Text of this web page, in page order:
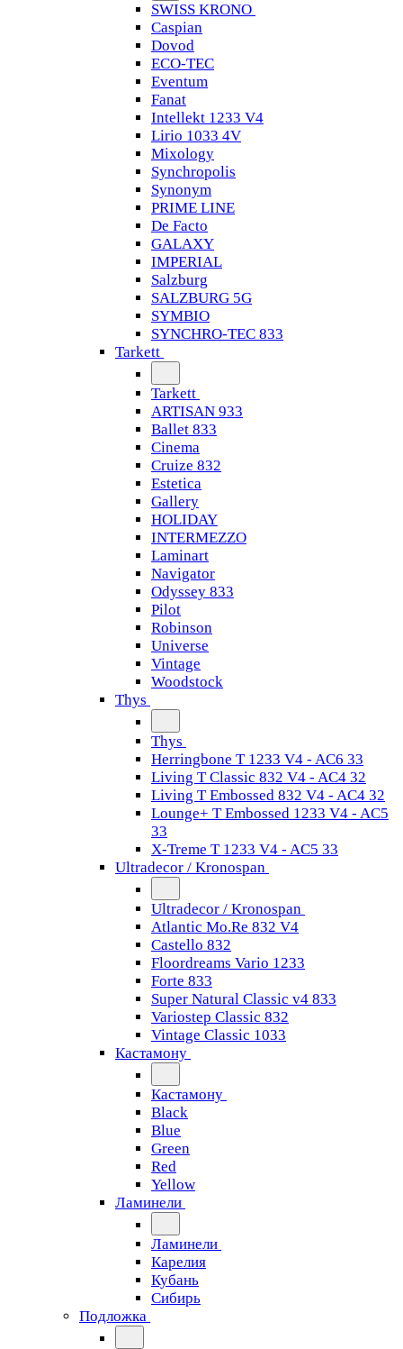
SWISS KRONO
Caspian
Dovod
ECO-TEC
Eventum
Fanat
Intellekt 1233 V4
Lirio 1033 4V
Mixology
Synchropolis
Synonym
PRIME LINE
De Facto
GALAXY
IMPERIAL
Salzburg
SALZBURG 5G
SYMBIO
SYNCHRO-TEC 833
Tarkett
Tarkett
ARTISAN 933
Ballet 833
Cinema
Cruize 832
Estetica
Gallery
HOLIDAY
INTERMEZZO
Laminart
Navigator
Odyssey 833
Pilot
Robinson
Universe
Vintage
Woodstock
Thys
Thys
Herringbone T 1233 V4 - AC6 33
Living T Classic 832 V4 - AC4 32
Living T Embossed 832 V4 - AC4 32
Lounge+ T Embossed 1233 V4 - AC5
33
X-Treme T 1233 V4 - AC5 33
Ultradecor / Kronospan
Ultradecor / Kronospan
Atlantic Mo.Re 832 V4
Castello 832
Floordreams Vario 1233
Forte 833
Super Natural Classic v4 833
Variostep Classic 832
Vintage Classic 1033
Кастамону
Кастамону
Black
Blue
Green
Red
Yellow
Ламинели
Ламинели
Карелия
Кубань
Сибирь
Подложка